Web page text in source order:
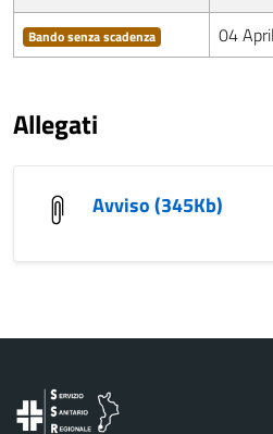
Bando senza scadenza 04
Allegati
Avviso (345Kb)